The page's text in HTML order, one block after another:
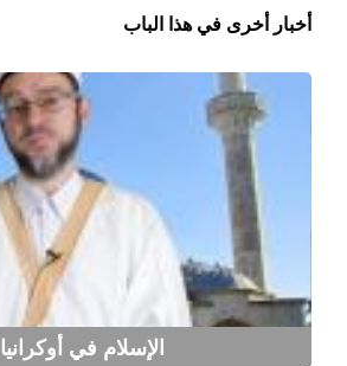
أخبار أخرى في هذا الباب
الإسلام في أوكرانيا